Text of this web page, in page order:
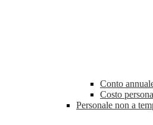
Conto
Costo
Personale non a